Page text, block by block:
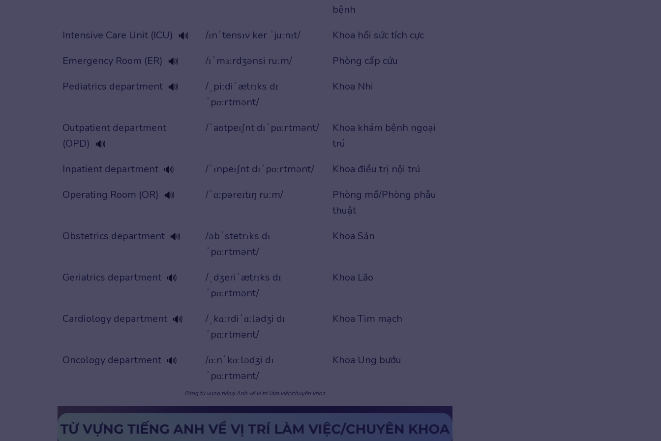
bệnh
Intensive Care Unit (ICU) 🔊 /ɪnˈtensɪv ker ˈjuːnɪt/
Khoa hồi sức tích cực
Emergency Room (ER) 🔊 /ɪˈmɜːrdʒənsi ruːm/
Phòng cấp cứu
Pediatrics department 🔊
/ˌpiːdiˈætrɪks dɪ
ˈpɑːrtmənt/
Khoa Nhi
Outpatient department
(OPD) 🔊
/ˈaʊtpeɪʃnt dɪˈpɑːrtmənt/
Khoa khám bệnh ngoại
trú
Inpatient department 🔊 /ˈɪnpeɪʃnt dɪˈpɑːrtmənt/
Khoa điều trị nội trú
Operating Room (OR) 🔊 /ˈɑːpəreɪtɪŋ ruːm/
Phòng mổ/Phòng phẫu
thuật
Obstetrics department 🔊
/əbˈstetrɪks dɪ
ˈpɑːrtmənt/
Khoa Sản
Geriatrics department 🔊
/ˌdʒeriˈætrɪks dɪ
ˈpɑːrtmənt/
Khoa Lão
Cardiology department 🔊
/ˌkɑːrdiˈɑːlədʒi dɪ
ˈpɑːrtmənt/
Khoa Tim mạch
Oncology department 🔊
/ɑːnˈkɑːlədʒi dɪ
ˈpɑːrtmənt/
Khoa Ung bướu
Bảng từ vựng tiếng Anh về vị trí làm việc/chuyên khoa